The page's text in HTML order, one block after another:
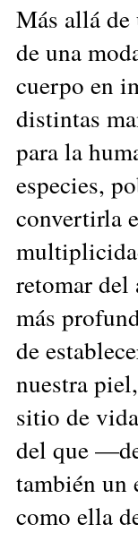
Más allá
de una
cuerpo en
distintas
para la
especies,
convertirla
retomar del
más
de
nuestra
sitio de
del que
también un
como ella